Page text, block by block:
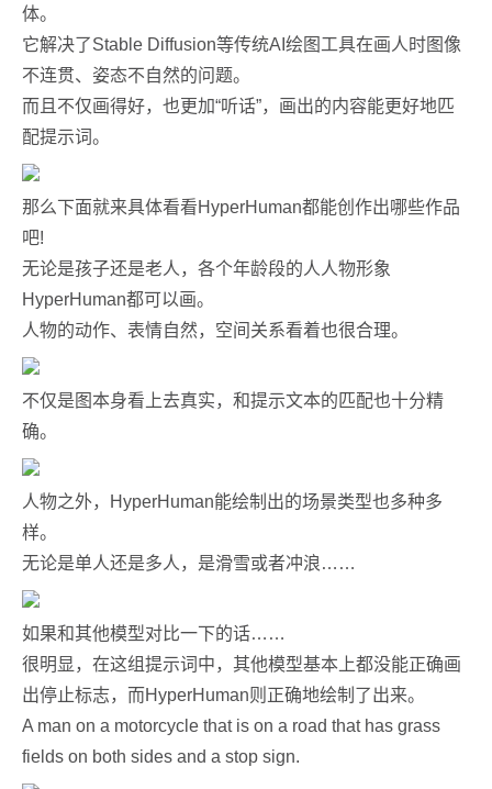
体。
它解决了Stable Diffusion等传统AI绘图工具在画人时图像
不连贯、姿态不自然的问题。
而且不仅画得好，也更加“听话”，画出的内容能更好地匹
配提示词。
那么下面就来具体看看HyperHuman都能创作出哪些作品
吧!
无论是孩子还是老人，各个年龄段的人人物形象
HyperHuman都可以画。
人物的动作、表情自然，空间关系看着也很合理。
不仅是图本身看上去真实，和提示文本的匹配也十分精
确。
人物之外，HyperHuman能绘制出的场景类型也多种多
样。
无论是单人还是多人，是滑雪或者冲浪……
如果和其他模型对比一下的话……
很明显，在这组提示词中，其他模型基本上都没能正确画
出停止标志，而HyperHuman则正确地绘制了出来。
A man on a motorcycle that is on a road that has grass
fields on both sides and a stop sign.